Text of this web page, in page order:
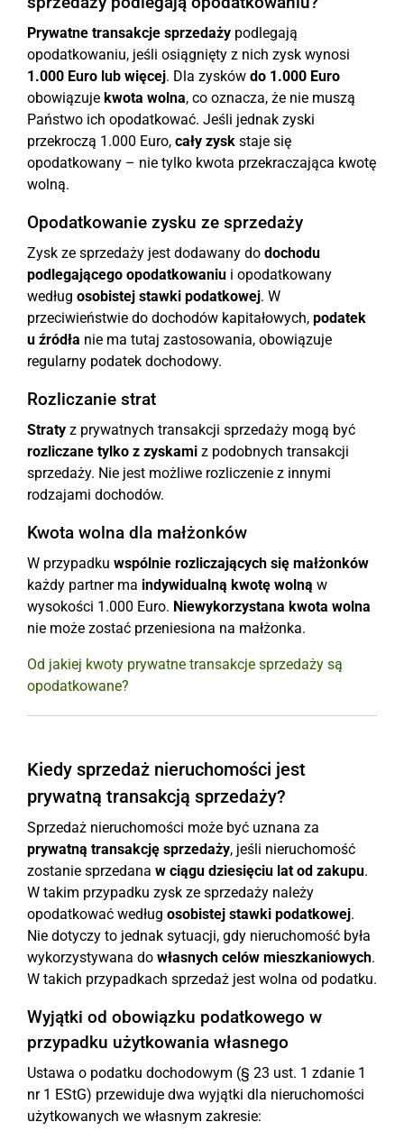
Prywatne transakcje sprzedaży podlegają
opodatkowaniu, jeśli osiągnięty z nich zysk wynosi
1.000 Euro lub więcej. Dla zysków do 1.000 Euro
obowiązuje kwota wolna, co oznacza, że nie muszą
Państwo ich opodatkować. Jeśli jednak zyski
przekroczą 1.000 Euro, cały zysk staje się
opodatkowany – nie tylko kwota przekraczająca kwotę
wolną.
Opodatkowanie zysku ze sprzedaży
Zysk ze sprzedaży jest dodawany do dochodu
podlegającego opodatkowaniu i opodatkowany
według osobistej stawki podatkowej. W
przeciwieństwie do dochodów kapitałowych, podatek
u źródła nie ma tutaj zastosowania, obowiązuje
regularny podatek dochodowy.
Rozliczanie strat
Straty z prywatnych transakcji sprzedaży mogą być
rozliczane tylko z zyskami z podobnych transakcji
sprzedaży. Nie jest możliwe rozliczenie z innymi
rodzajami dochodów.
Kwota wolna dla małżonków
W przypadku wspólnie rozliczających się małżonków
każdy partner ma indywidualną kwotę wolną w
wysokości 1.000 Euro. Niewykorzystana kwota wolna
nie może zostać przeniesiona na małżonka.
Od jakiej kwoty prywatne transakcje sprzedaży są
opodatkowane?
Kiedy sprzedaż nieruchomości jest
prywatną transakcją sprzedaży?
Sprzedaż nieruchomości może być uznana za
prywatną transakcję sprzedaży, jeśli nieruchomość
zostanie sprzedana w ciągu dziesięciu lat od zakupu.
W takim przypadku zysk ze sprzedaży należy
opodatkować według osobistej stawki podatkowej.
Nie dotyczy to jednak sytuacji, gdy nieruchomość była
wykorzystywana do własnych celów mieszkaniowych.
W takich przypadkach sprzedaż jest wolna od podatku.
Wyjątki od obowiązku podatkowego w
przypadku użytkowania własnego
Ustawa o podatku dochodowym (§ 23 ust. 1 zdanie 1
nr 1 EStG) przewiduje dwa wyjątki dla nieruchomości
użytkowanych we własnym zakresie: